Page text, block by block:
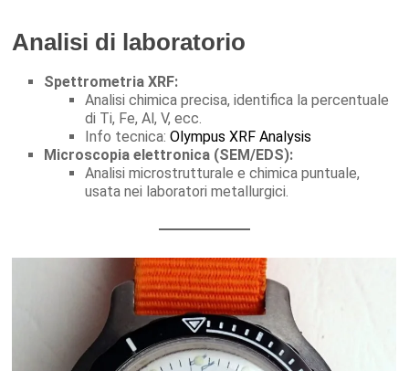
Analisi di laboratorio
Spettrometria XRF:
Analisi chimica precisa, identifica la percentuale
di Ti, Fe, Al, V, ecc.
Info tecnica:Olympus XRF Analysis
Microscopia elettronica (SEM/EDS):
Analisi microstrutturale e chimica puntuale,
usata nei laboratori metallurgici.